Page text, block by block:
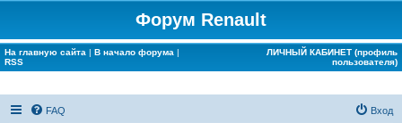
Форум Renault
На главную сайта | В начало форума |
RSS
ЛИЧНЫЙ КАБИНЕТ (профиль
пользователя)
FAQ Вход